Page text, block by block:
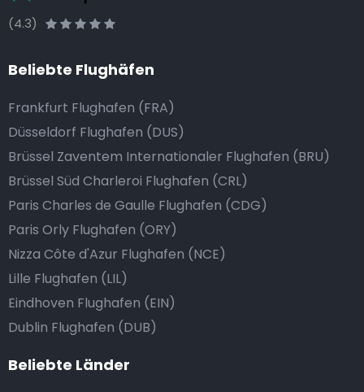
(4.3)
Beliebte Flughäfen
Frankfurt Flughafen (FRA)
Düsseldorf Flughafen (DUS)
Brüssel Zaventem Internationaler Flughafen (BRU)
Brüssel Süd Charleroi Flughafen (CRL)
Paris Charles de Gaulle Flughafen (CDG)
Paris Orly Flughafen (ORY)
Nizza Côte d'Azur Flughafen (NCE)
Lille Flughafen (LIL)
Eindhoven Flughafen (EIN)
Dublin Flughafen (DUB)
Beliebte Länder